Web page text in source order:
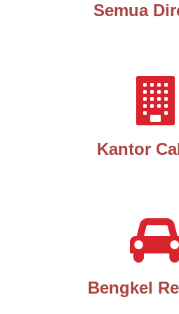
Semua
Kantor
Bengkel